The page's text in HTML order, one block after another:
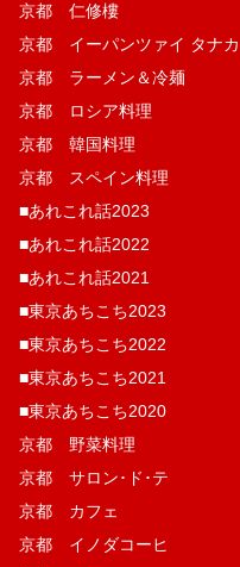
京都 仁修樓
京都 イーパンツァイ タナカ
京都 ラーメン＆冷麺
京都 ロシア料理
京都 韓国料理
京都 スペイン料理
■あれこれ話2023
■あれこれ話2022
■あれこれ話2021
■東京あちこち2023
■東京あちこち2022
■東京あちこち2021
■東京あちこち2020
京都 野菜料理
京都 サロン･ド･テ
京都 カフェ
京都 イノダコーヒ